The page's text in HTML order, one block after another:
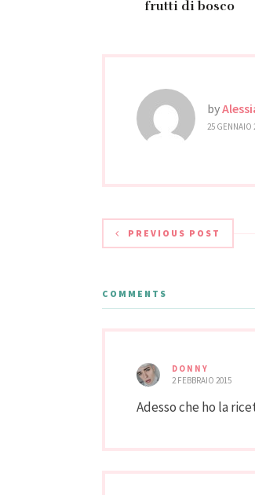
frutti di bosco
by
25 GENNAIO
PREVIOUS POST
COMMENTS
DONNY
2 FEBBRAIO 2015
Adesso che ho la